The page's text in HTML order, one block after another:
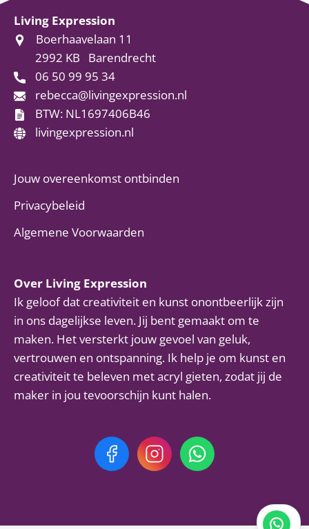
Living Expression
Boerhaavelaan 11
2992 KB
Barendrecht
06 50 99 95 34
rebecca@livingexpression.nl
BTW: NL1697406B46
livingexpression.nl
Jouw overeenkomst ontbinden
Privacybeleid
Algemene Voorwaarden
Over Living Expression
Ik geloof dat creativiteit en kunst onontbeerlijk zijn
in ons dagelijkse leven. Jij bent gemaakt om te
maken. Het versterkt jouw gevoel van geluk,
vertrouwen en ontspanning. Ik help je om kunst en
creativiteit te beleven met acryl gieten, zodat jij de
maker in jou tevoorschijn kunt halen.